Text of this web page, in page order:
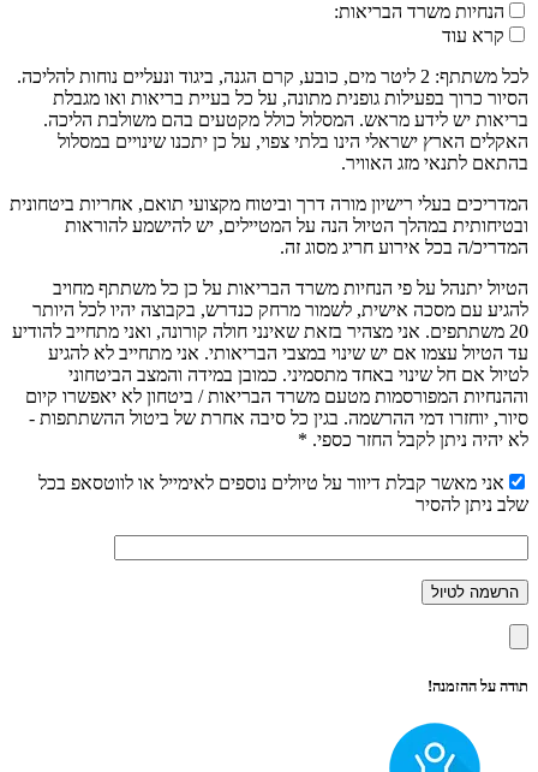
הנחיות משרד הבריאות:
קרא עוד
לכל משתתף: 2 ליטר מים, כובע, קרם הגנה, ביגוד ונעליים נוחות להליכה.
הסיור כרוך בפעילות גופנית מתונה, על כל בעיית בריאות ואו מגבלת
בריאות יש לידע מראש. המסלול כולל מקטעים בהם משולבת הליכה.
האקלים הארץ ישראלי הינו בלתי צפוי, על כן יתכנו שינויים במסלול
בהתאם לתנאי מזג האוויר.
המדריכים בעלי רישיון מורה דרך וביטוח מקצועי תואם, אחריות ביטחונית
ובטיחותית במהלך הטיול הנה על המטיילים, יש להישמע להוראות
המדריכ/ה בכל אירוע חריג מסוג זה.
הטיול יתנהל על פי הנחיות משרד הבריאות על כן כל משתתף מחויב
להגיע עם מסכה אישית, לשמור מרחק כנדרש, בקבוצה יהיו לכל היותר
20 משתתפים. אני מצהיר בזאת שאינני חולה קורונה, ואני מתחייב להודיע
עד הטיול עצמו אם יש שינוי במצבי הבריאותי. אני מתחייב לא להגיע
לטיול אם חל שינוי באחד מתסמיני. כמובן במידה והמצב הביטחוני
וההנחיות המפורסמות מטעם משרד הבריאות / ביטחון לא יאפשרו קיום
סיור, יוחזרו דמי ההרשמה. בגין כל סיבה אחרת של ביטול ההשתתפות -
לא יהיה ניתן לקבל החזר כספי. *
אני מאשר קבלת דיוור על טיולים נוספים לאימייל או לווטסאפ בכל
שלב ניתן להסיר
תודה על ההזמנה!